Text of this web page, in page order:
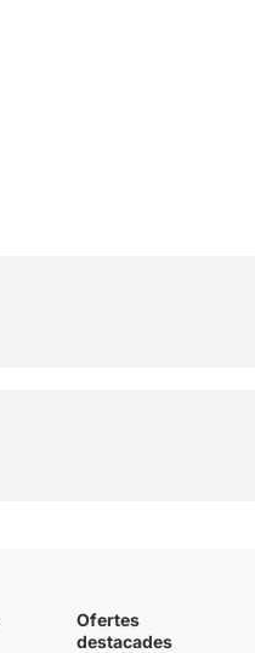
Ofertes
destacades